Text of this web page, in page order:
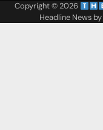
Copyright © 2026
Headline News by